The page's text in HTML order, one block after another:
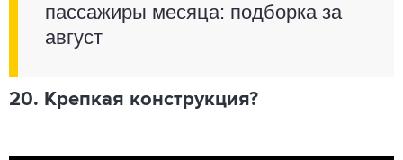
пассажиры месяца: подборка за
август
20. Крепкая конструкция?